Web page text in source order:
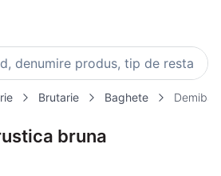
produs, tip de restaurant,
Brutarie Baghete
bruna